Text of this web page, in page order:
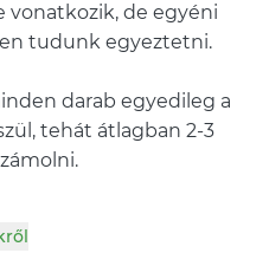
vonatkozik, de egyéni
tudunk egyeztetni.
darab egyedileg a
tehát átlagban 2-3